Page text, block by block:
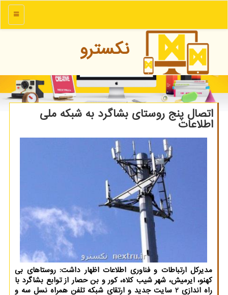
منو
نكسترو
اتصال پنج روستای بشاگرد به شبكه ملی
اطلاعات
مدیرکل ارتباطات و فناوری اطلاعات اظهار داشت: روستاهای بی
کهنو، ایرمیش، شهر شیب کلاه، کور و بن حصار از توابع بشاگرد با
راه اندازی 2 سایت جدید و ارتقای شبکه تلفن همراه نسل سه و